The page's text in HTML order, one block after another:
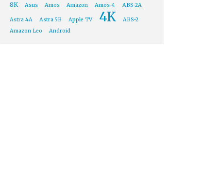
8K Asus Amos Amazon Amos-4 ABS-2A
Astra 4A Astra 5B Apple TV 4K
ABS-2
Amazon Leo
Android